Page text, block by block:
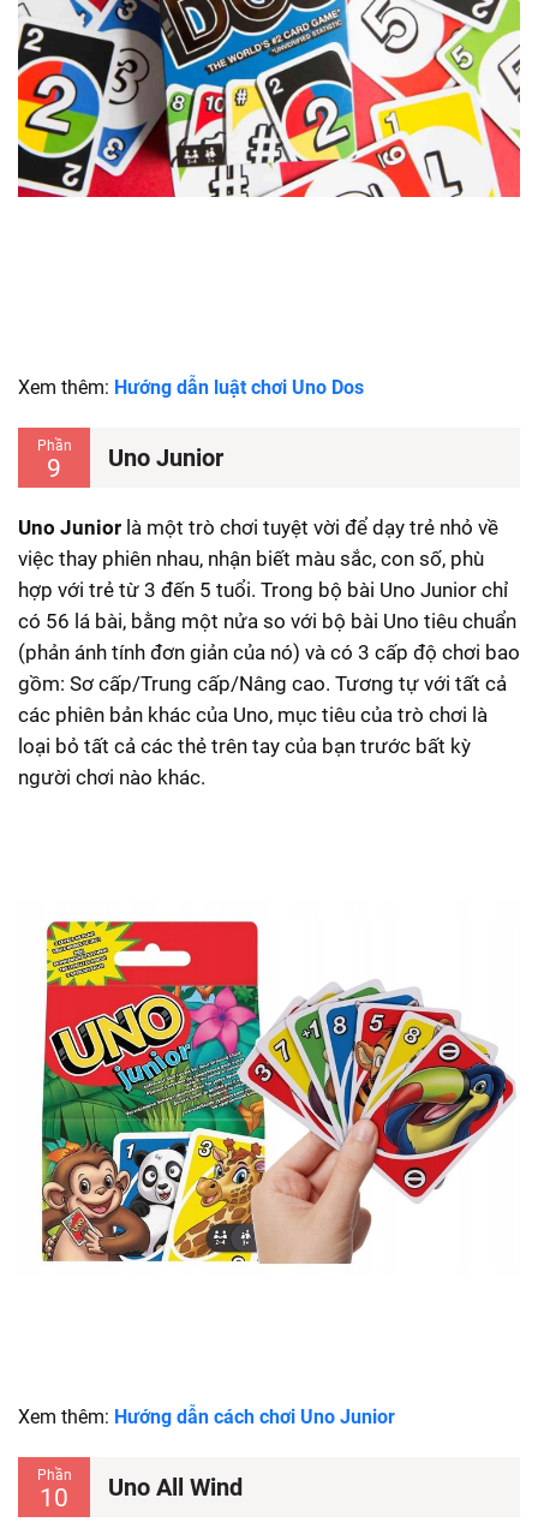
Xem thêm: Hướng dẫn luật chơi Uno Dos
Phần
9 Uno Junior
Uno Junior là một trò chơi tuyệt vời để dạy trẻ nhỏ về
việc thay phiên nhau, nhận biết màu sắc, con số, phù
hợp với trẻ từ 3 đến 5 tuổi. Trong bộ bài Uno Junior chỉ
có 56 lá bài, bằng một nửa so với bộ bài Uno tiêu chuẩn
(phản ánh tính đơn giản của nó) và có 3 cấp độ chơi bao
gồm: Sơ cấp/Trung cấp/Nâng cao. Tương tự với tất cả
các phiên bản khác của Uno, mục tiêu của trò chơi là
loại bỏ tất cả các thẻ trên tay của bạn trước bất kỳ
người chơi nào khác.
Xem thêm: Hướng dẫn cách chơi Uno Junior
Phần
10 Uno All Wind